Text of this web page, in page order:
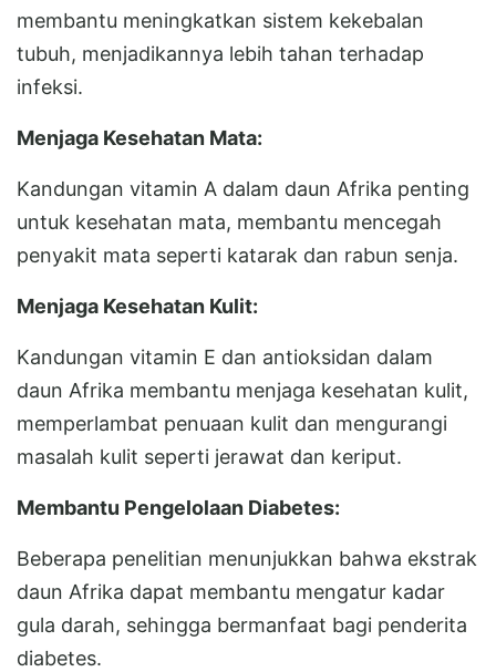
membantu meningkatkan sistem kekebalan
tubuh, menjadikannya lebih tahan terhadap
infeksi.
Menjaga Kesehatan Mata:
Kandungan vitamin A dalam daun Afrika penting
untuk kesehatan mata, membantu mencegah
penyakit mata seperti katarak dan rabun senja.
Menjaga Kesehatan Kulit:
Kandungan vitamin E dan antioksidan dalam
daun Afrika membantu menjaga kesehatan kulit,
memperlambat penuaan kulit dan mengurangi
masalah kulit seperti jerawat dan keriput.
Membantu Pengelolaan Diabetes:
Beberapa penelitian menunjukkan bahwa ekstrak
daun Afrika dapat membantu mengatur kadar
gula darah, sehingga bermanfaat bagi penderita
diabetes.